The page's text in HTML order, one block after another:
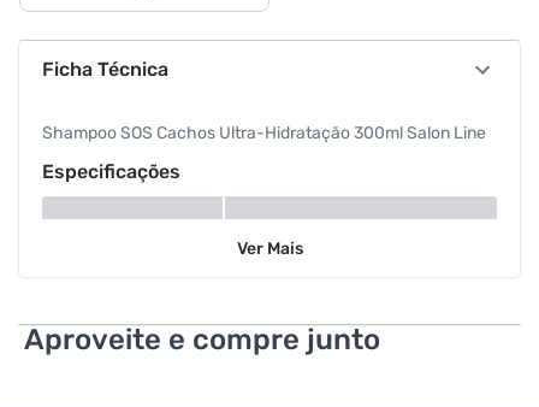
Ficha Técnica
Shampoo SOS Cachos Ultra-Hidratação 300ml Salon Line
Especificações
Ver Mais
Aproveite e compre junto